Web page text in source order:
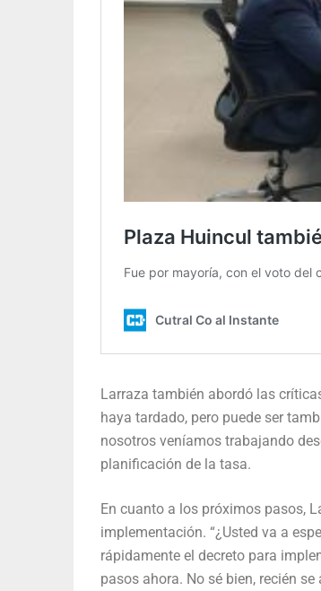
Larraza también abordó las
haya tardado, pero puede ser
nosotros veníamos trabajando
planificación de la tasa.
En cuanto a los próximos pasos,
implementación. “¿Usted va a
rápidamente el decreto para
pasos ahora. No sé bien, recién